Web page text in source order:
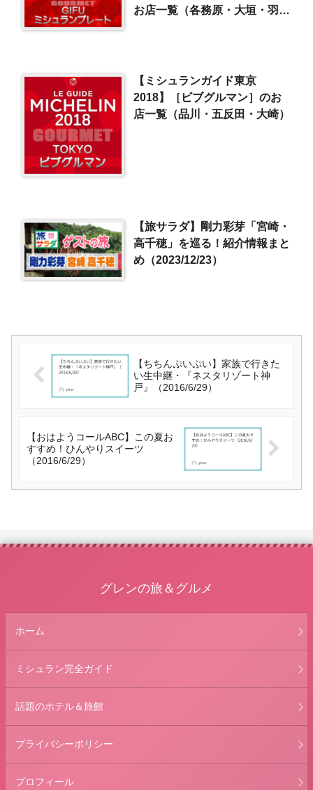
お店一覧（各務原・大垣・羽
【ミシュランガイド東京
2018】［ビブグルマン］のお
店一覧（品川・五反田・大崎）
【旅サラダ】剛力彩芽「宮崎・
高千穂」を巡る！紹介情報まと
め（2023/12/23）
【ちちんぷいぷい】家族で行きた
い生中継・『ネスタリゾート神
戸』（2016/6/29）
【おはようコールABC】この夏お
すすめ！ひんやりスイーツ
（2016/6/29）
グレンの旅＆グルメ
ホーム
ミシュラン完全ガイド
話題のホテル＆旅館
プライバシーポリシー
プロフィール